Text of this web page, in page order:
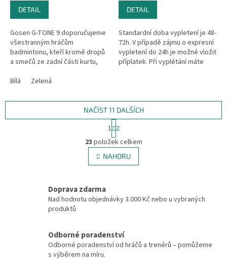
DETAIL
Gosen G-TONE 9 doporučujeme
všestranným hráčům
badmintonu, kteří kromě dropů
a smečů ze zadní části kurtu,
hrají často i údery u sítě. Výplet
Bílá Zelená
DETAIL
Standardní doba vypletení je 48-
72h. V případě zájmu o expresní
vypletení do 24h je možné vložit
příplatek. Při vyplétání máte
O
v
l
á
c
í
v
k
NAČÍST 11 DALŠÍCH
t
r
á
n
k
n
1 2
23 položek celkem
NAHORU
Doprava zdarma
Nad hodnotu objednávky 3.000 Kč nebo u vybraných
produktů
Odborné poradenství
Odborné poradenství od hráčů a trenérů – pomůžeme
s výběrem na míru.